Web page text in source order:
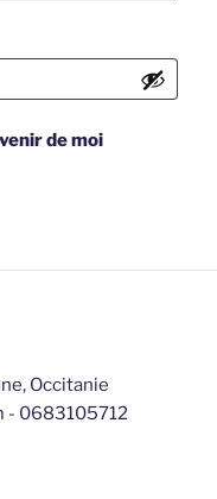
de moi
Occitanie
- 0683105712